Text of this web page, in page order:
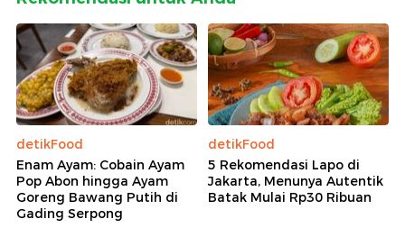
detikFood
Enam Ayam: Cobain Ayam
Pop Abon hingga Ayam
Goreng Bawang Putih di
Gading Serpong
detikFood
5 Rekomendasi Lapo di
Jakarta, Menunya Autentik
Batak Mulai Rp30 Ribuan